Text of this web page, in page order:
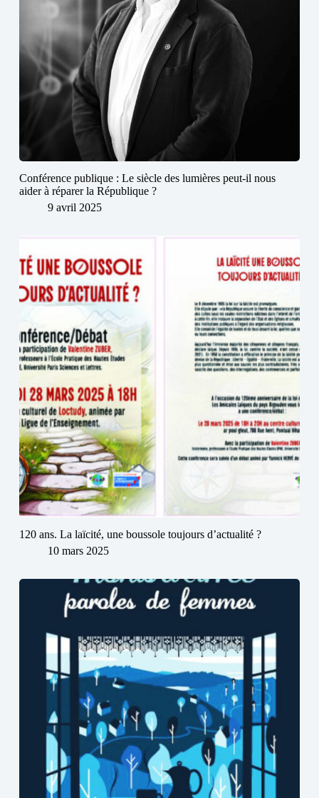
Conférence publique : Le siècle des lumières peut-il nous
aider à réparer la République ?
9 avril 2025
120 ans. La laïcité, une boussole toujours d’actualité ?
10 mars 2025